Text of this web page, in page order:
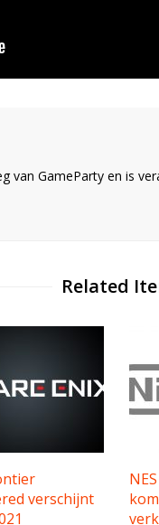
van GameParty en is
Related
verschijnt